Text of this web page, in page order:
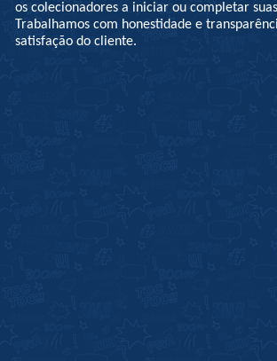
os colecionadores a iniciar ou completar
Trabalhamos com honestidade e
satisfação do cliente.